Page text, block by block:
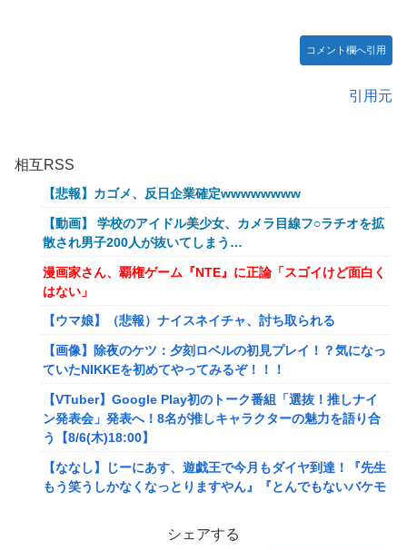
コメント欄へ引用
引用元
相互RSS
【悲報】カゴメ、反日企業確定wwwwwwww
【動画】 学校のアイドル美少女、カメラ目線フ○ラチオを拡
散され男子200人が抜いてしまう…
漫画家さん、覇権ゲーム『NTE』に正論「スゴイけど面白く
はない」
【ウマ娘】（悲報）ナイスネイチャ、討ち取られる
【画像】除夜のケツ：夕刻ロベルの初見プレイ！？気になっ
ていたNIKKEを初めてやってみるぞ！！！
【VTuber】Google Play初のトーク番組「選抜！推しナイ
ン発表会」発表へ！8名が推しキャラクターの魅力を語り合
う【8/6(木)18:00】
【ななし】じーにあす、遊戯王で今月もダイヤ到達！『先生
もう笑うしかなくなっとりますやん』『とんでもないバケモ
メディア「Switch2版『モンハンワイルズ』はDLSS込みで
シェアする